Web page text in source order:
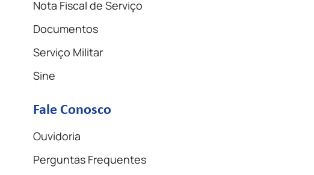
Nota Fiscal de Serviço
Documentos
Serviço Militar
Sine
Fale Conosco
Ouvidoria
Perguntas Frequentes